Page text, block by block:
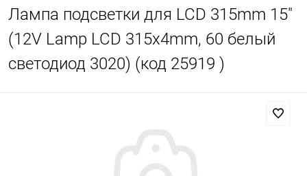
Лампа подсветки для LCD 315mm 15"
(12V Lamp LCD 315х4mm, 60 белый
светодиод 3020) (код 25919 )